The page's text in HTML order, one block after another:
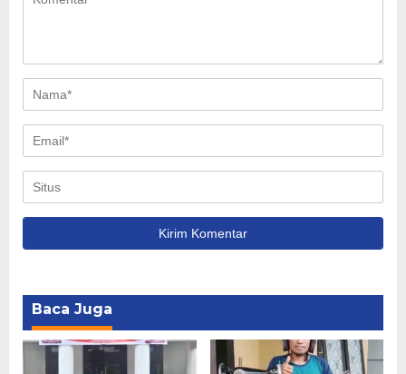
Baca Juga